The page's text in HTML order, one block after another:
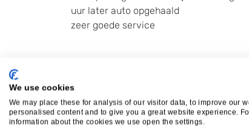
uur later auto opgehaald
zeer goede service
specialist in de wat oudere bouwjaren
We use cookies
We may place these for analysis of our visitor data, to improve our
personalised content and to give you a great website experience.
information about the cookies we use open the settings.